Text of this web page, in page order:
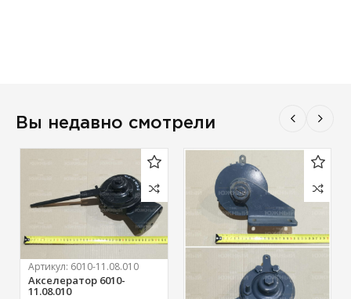
Вы недавно смотрели
Артикул: 6010-11.08.010
Акселератор 6010-
11.08.010